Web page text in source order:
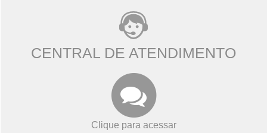
CENTRAL DE ATENDIMENTO
Clique para acessar